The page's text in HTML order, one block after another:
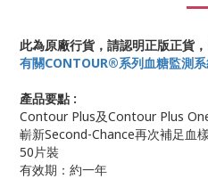
此為原廠行貨，請認明正版正貨，
有關CONTOUR®系列血糖監測
產品要點 :
Contour Plus及Contour Plus
嶄新Second-Chance再次補足血
50片裝
有效期：約一年